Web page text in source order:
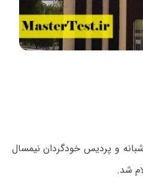
و پردیس خودگردان نیمسال